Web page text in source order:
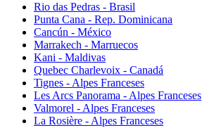
Rio das Pedras - Brasil
Punta Cana - Rep. Dominicana
Cancún - México
Marrakech - Marruecos
Kani - Maldivas
Quebec Charlevoix - Canadá
Tignes - Alpes Franceses
Les Arcs Panorama - Alpes Franceses
Valmorel - Alpes Franceses
La Rosière - Alpes Franceses